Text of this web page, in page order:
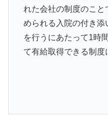
れた会社の制度のこ
められる入院の付き
を行うにあたって1時
て有給取得できる制度